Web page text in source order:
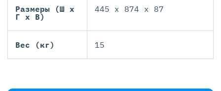
Размеры (Ш х
Г х В)
445 x 874 x 87
Вес (кг) 15